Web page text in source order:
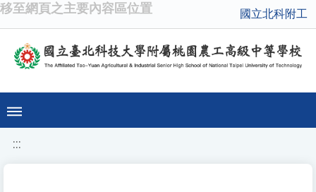
移至網頁之主要內容區位置 國立北科附工
:::